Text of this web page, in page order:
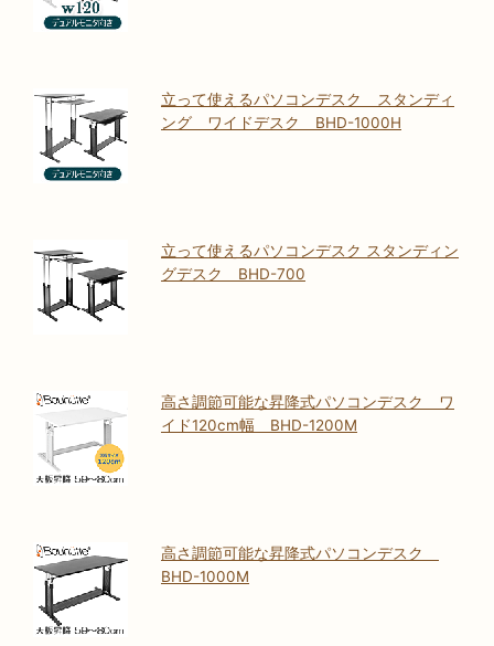
立って使えるパソコンデスク スタンディ
ング ワイドデスク BHD-1000H
立って使えるパソコンデスク スタンディン
グデスク BHD-700
高さ調節可能な昇降式パソコンデスク ワ
イド120cm幅 BHD-1200M
高さ調節可能な昇降式パソコンデスク
BHD-1000M